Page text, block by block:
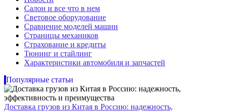
Салон и все что в нем
Световое оборудование
Сравнение моделей машин
Страницы механиков
Страхование и кредиты
Тюнинг и стайлинг
Характеристики автомобиля и запчастей
Популярные статьи
Доставка грузов из Китая в Россию: надежность,